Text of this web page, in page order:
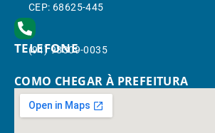
CEP: 68625-445
TELEFONE
(91) 98309-0035
COMO CHEGAR À PREFEITURA